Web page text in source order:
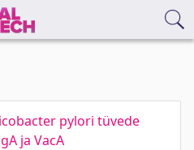
pylori tüvede
ja VacA